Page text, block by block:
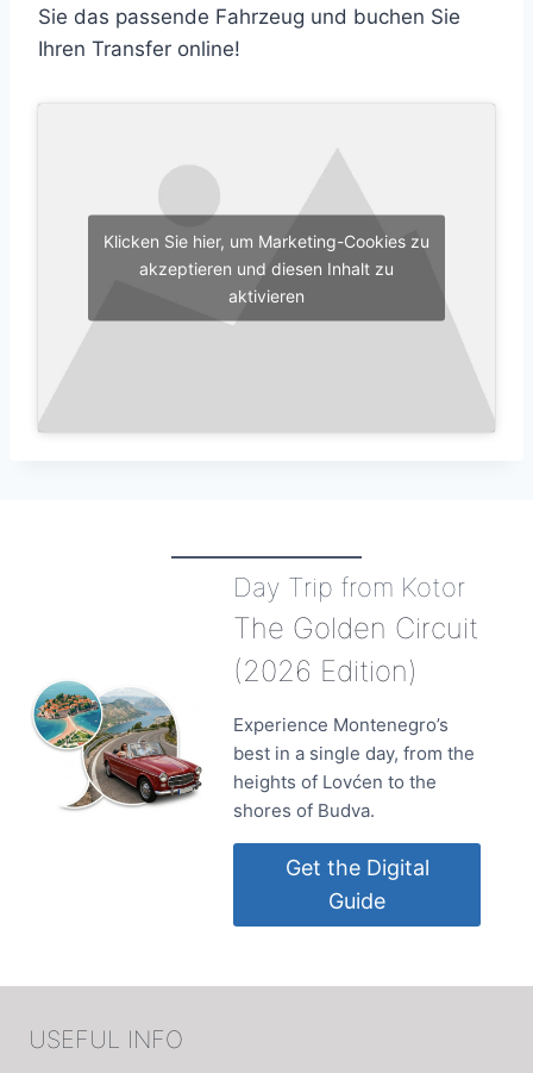
Sie das passende Fahrzeug und buchen Sie
Ihren Transfer online!
Klicken Sie hier, um Marketing-Cookies zu
akzeptieren und diesen Inhalt zu
aktivieren
Day Trip from Kotor
The Golden Circuit
(2026 Edition)
Experience Montenegro’s
best in a single day, from the
heights of Lovćen to the
shores of Budva.
Get the Digital
Guide
USEFUL INFO